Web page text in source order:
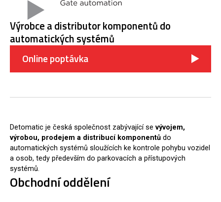
Výrobce a distributor komponentů do
automatických systémů
Online poptávka
Detomatic je česká společnost zabývající se vývojem,
výrobou, prodejem a distribucí komponentů do
automatických systémů sloužících ke kontrole pohybu vozidel
a osob, tedy především do parkovacích a přístupových
systémů.
Obchodní oddělení